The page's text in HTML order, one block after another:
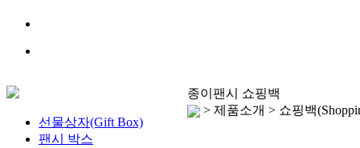
선물상자(Gift Box)
팬시 박스
종이팬시 쇼핑백
> 제품소개 > 쇼핑백